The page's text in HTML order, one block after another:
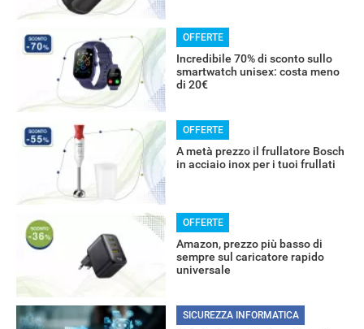
RECENSIONI
OFFERTE
Incredibile 70% di sconto sullo
smartwatch unisex: costa meno
di 20€
OFFERTE
A metà prezzo il frullatore Bosch
in acciaio inox per i tuoi frullati
OFFERTE
Amazon, prezzo più basso di
sempre sul caricatore rapido
universale
SICUREZZA INFORMATICA